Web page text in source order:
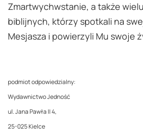
Zmartwychwstanie, a także
biblijnych, którzy spotkali na
Mesjasza i powierzyli Mu swoje
podmiot odpowiedzialny:
Wydawnictwo Jedność
ul. Jana Pawła II 4,
25-025 Kielce